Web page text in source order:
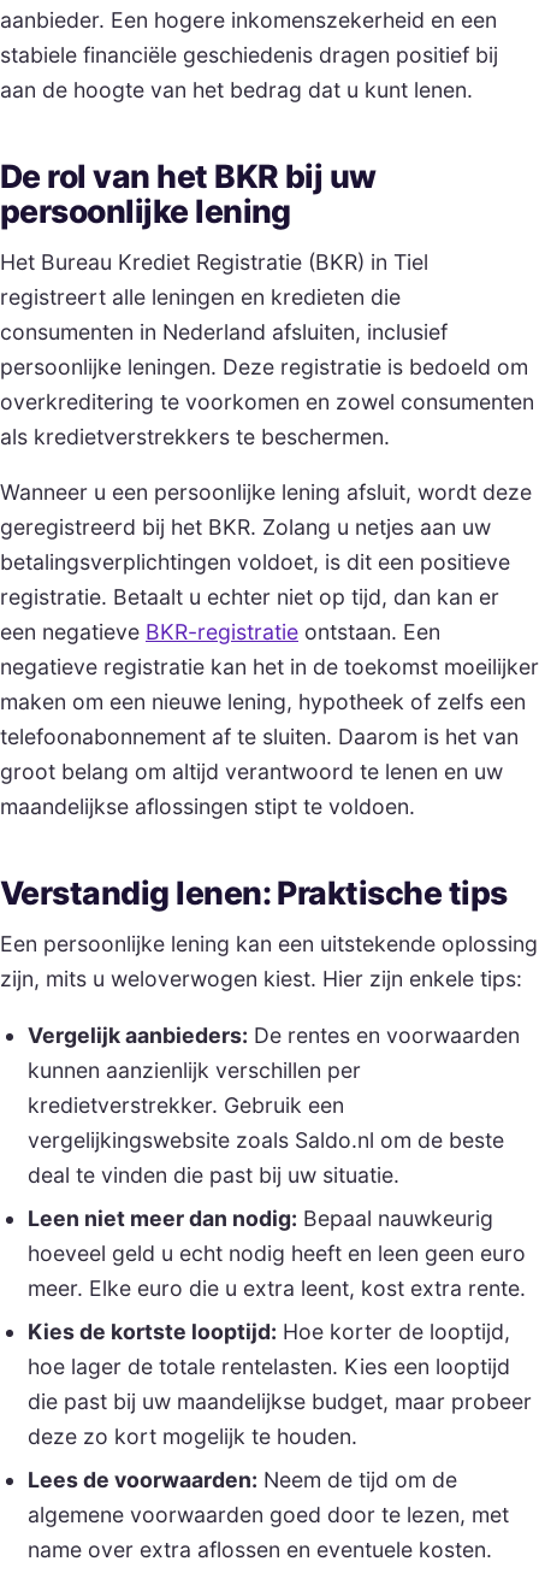
aanbieder. Een hogere inkomenszekerheid en een
stabiele financiële geschiedenis dragen positief bij
aan de hoogte van het bedrag dat u kunt lenen.
De rol van het BKR bij uw
persoonlijke lening
Het Bureau Krediet Registratie (BKR) in Tiel
registreert alle leningen en kredieten die
consumenten in Nederland afsluiten, inclusief
persoonlijke leningen. Deze registratie is bedoeld om
overkreditering te voorkomen en zowel consumenten
als kredietverstrekkers te beschermen.
Wanneer u een persoonlijke lening afsluit, wordt deze
geregistreerd bij het BKR. Zolang u netjes aan uw
betalingsverplichtingen voldoet, is dit een positieve
registratie. Betaalt u echter niet op tijd, dan kan er
een negatieve BKR-registratie ontstaan. Een
negatieve registratie kan het in de toekomst moeilijker
maken om een nieuwe lening, hypotheek of zelfs een
telefoonabonnement af te sluiten. Daarom is het van
groot belang om altijd verantwoord te lenen en uw
maandelijkse aflossingen stipt te voldoen.
Verstandig lenen: Praktische tips
Een persoonlijke lening kan een uitstekende oplossing
zijn, mits u weloverwogen kiest. Hier zijn enkele tips:
Vergelijk aanbieders: De rentes en voorwaarden
kunnen aanzienlijk verschillen per
kredietverstrekker. Gebruik een
vergelijkingswebsite zoals Saldo.nl om de beste
deal te vinden die past bij uw situatie.
Leen niet meer dan nodig: Bepaal nauwkeurig
hoeveel geld u echt nodig heeft en leen geen euro
meer. Elke euro die u extra leent, kost extra rente.
Kies de kortste looptijd: Hoe korter de looptijd,
hoe lager de totale rentelasten. Kies een looptijd
die past bij uw maandelijkse budget, maar probeer
deze zo kort mogelijk te houden.
Lees de voorwaarden: Neem de tijd om de
algemene voorwaarden goed door te lezen, met
name over extra aflossen en eventuele kosten.